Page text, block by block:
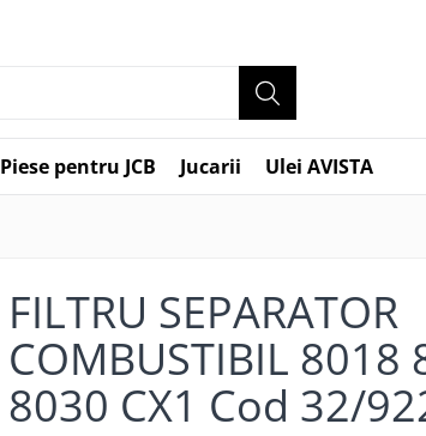
Piese pentru JCB Jucarii Ulei AVISTA
FILTRU SEPARATOR
COMBUSTIBIL 8018
8030 CX1 Cod 32/